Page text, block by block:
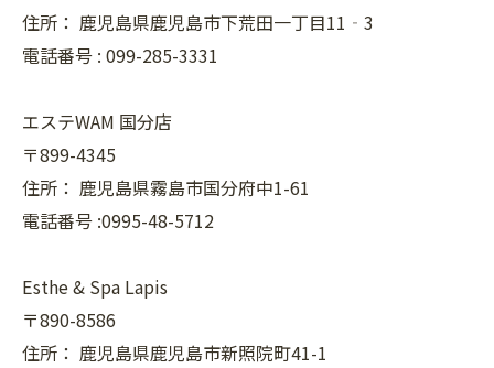
住所： 鹿児島県鹿児島市下荒田一丁目11‐3
電話番号 : 099-285-3331
エステWAM 国分店
〒899-4345
住所： 鹿児島県霧島市国分府中1-61
電話番号 :0995-48-5712
Esthe & Spa Lapis
〒890-8586
住所： 鹿児島県鹿児島市新照院町41-1